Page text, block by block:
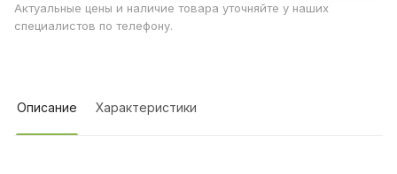
Актуальные цены и наличие товара уточняйте у наших
специалистов по телефону.
Описание Характеристики